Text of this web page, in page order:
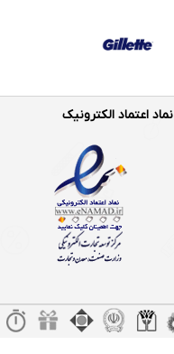
نماد اعتماد الکترونیک